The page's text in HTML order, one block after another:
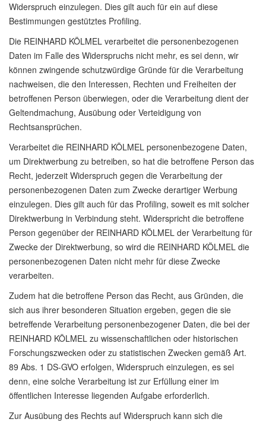
Widerspruch einzulegen. Dies gilt auch für ein auf diese
Bestimmungen gestütztes Profiling.
Die REINHARD KÖLMEL verarbeitet die personenbezogenen
Daten im Falle des Widerspruchs nicht mehr, es sei denn, wir
können zwingende schutzwürdige Gründe für die Verarbeitung
nachweisen, die den Interessen, Rechten und Freiheiten der
betroffenen Person überwiegen, oder die Verarbeitung dient der
Geltendmachung, Ausübung oder Verteidigung von
Rechtsansprüchen.
Verarbeitet die REINHARD KÖLMEL personenbezogene Daten,
um Direktwerbung zu betreiben, so hat die betroffene Person das
Recht, jederzeit Widerspruch gegen die Verarbeitung der
personenbezogenen Daten zum Zwecke derartiger Werbung
einzulegen. Dies gilt auch für das Profiling, soweit es mit solcher
Direktwerbung in Verbindung steht. Widerspricht die betroffene
Person gegenüber der REINHARD KÖLMEL der Verarbeitung für
Zwecke der Direktwerbung, so wird die REINHARD KÖLMEL die
personenbezogenen Daten nicht mehr für diese Zwecke
verarbeiten.
Zudem hat die betroffene Person das Recht, aus Gründen, die
sich aus ihrer besonderen Situation ergeben, gegen die sie
betreffende Verarbeitung personenbezogener Daten, die bei der
REINHARD KÖLMEL zu wissenschaftlichen oder historischen
Forschungszwecken oder zu statistischen Zwecken gemäß Art.
89 Abs. 1 DS-GVO erfolgen, Widerspruch einzulegen, es sei
denn, eine solche Verarbeitung ist zur Erfüllung einer im
öffentlichen Interesse liegenden Aufgabe erforderlich.
Zur Ausübung des Rechts auf Widerspruch kann sich die